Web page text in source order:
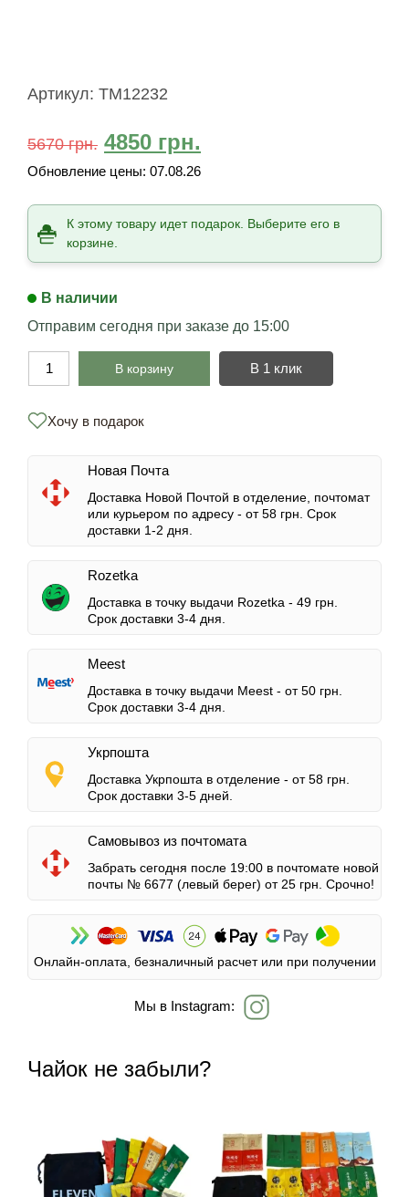
Артикул: TM12232
5670грн. 4850 грн.
Обновление цены: 07.08.26
К этому товару идет подарок. Выберите его в
корзине.
В наличии
Отправим сегодня при заказе до 15:00
В корзину В 1 клик
Хочу в подарок
Новая Почта
Доставка Новой Почтой в отделение, почтомат
или курьером по адресу - от 58 грн. Срок
доставки 1-2 дня.
Rozetka
Доставка в точку выдачи Rozetka - 49 грн.
Срок доставки 3-4 дня.
Meest
Доставка в точку выдачи Meest - от 50 грн.
Срок доставки 3-4 дня.
Укрпошта
Доставка Укрпошта в отделение - от 58 грн.
Срок доставки 3-5 дней.
Самовывоз из почтомата
Забрать сегодня после 19:00 в почтомате новой
почты № 6677 (левый берег) от 25 грн. Срочно!
Онлайн-оплата, безналичный расчет или при получении
Мы в Instagram:
Чайок не забыли?